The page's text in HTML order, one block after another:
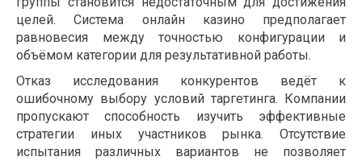
целей. Система онлайн казино предполагает
равновесия между точностью конфигурации и
объёмом категории для результативной работы.
Отказ исследования конкурентов ведёт к
ошибочному выбору условий таргетинга. Компании
пропускают способность изучить эффективные
стратегии иных участников рынка. Отсутствие
испытания различных вариантов не позволяет